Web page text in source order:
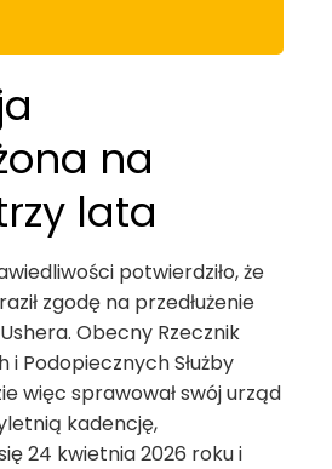
na
lata
potwierdziło, że
zgodę na przedłużenie
Obecny Rzecznik
i Podopiecznych Służby
więc sprawował swój urząd
kadencję,
24 kwietnia 2026 roku i